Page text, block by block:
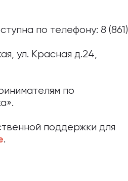
по телефону: 8 (861)
ул. Красная д.24,
по
поддержки для
.